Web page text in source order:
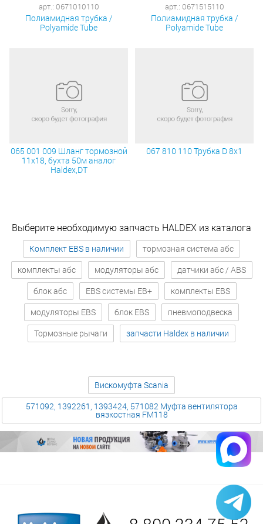
арт.: 0671010110
Полиамидная трубка /
Polyamide Tube
арт.: 0671515110
Полиамидная трубка /
Polyamide Tube
065 001 009 Шланг тормозной
11х18, бухта 50м аналог
Haldex,DT
067 810 110 Трубка D 8х1
Выберите необходимую запчасть HALDEX из каталога
Комплект EBS в наличии
тормозная система абс
комплекты абс
модуляторы абс
датчики абс / ABS
блок абс
EBS системы EB+
комплекты EBS
модуляторы EBS
блок EBS
пневмоподвеска
Тормозные рычаги
запчасти Haldex в наличии
Вискомуфта Scania
571092, 1392261, 1393424, 571082 Муфта вентилятора
вязкостная FM118